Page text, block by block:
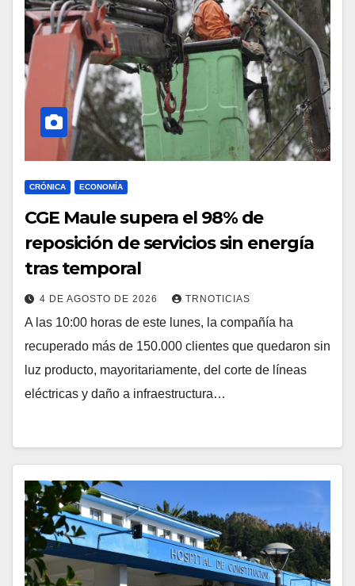
CRÓNICA ECONOMÍA
CGE Maule supera el 98% de
reposición de servicios sin energía
tras temporal
4 DE AGOSTO DE 2026 TRNOTICIAS
A las 10:00 horas de este lunes, la compañía ha
recuperado más de 150.000 clientes que quedaron sin
luz producto, mayoritariamente, del corte de líneas
eléctricas y daño a infraestructura…